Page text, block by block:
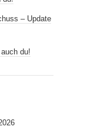
– Update
du!